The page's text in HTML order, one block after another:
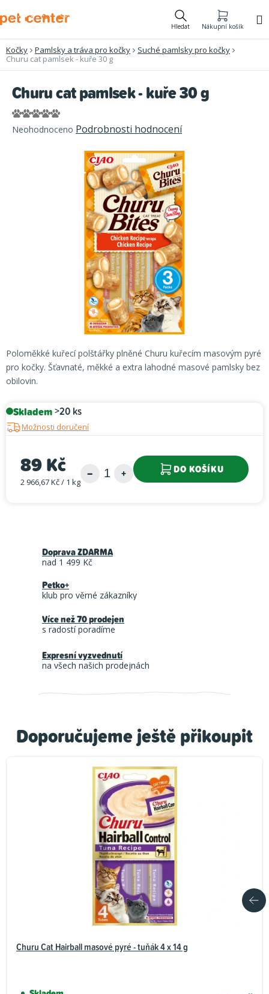
na
Hledat Nákupní košík
Kočky Pamlsky a tráva pro kočky
Suché pamlsky pro kočky
Churu cat pamlsek - kuře 30 g
Poloměkké kuřecí polštářky plněné Churu kuřecím masovým pyré
pro kočky. Šťavnaté, měkké a extra lahodné masové pamlsky bez
obilovin.
Skladem>20 ks
Možnosti doručení
89 Kč
Měrná cena:
2 966,67 Kč / 1 kg
DO KOŠÍKU
Churu cat pamlsek - kuře 30 g
Průměrné
hodnocení
Neohodnoceno Podrobnosti hodnocení
Doporučujeme ještě přikoupit
Churu Cat Hairball masové pyré - tuňák 4 x 14 g
Doprava ZDARMA
nad 1 499 Kč
Petko+
klub pro věrné zákazníky
Více než 70 prodejen
s radostí poradíme
Expresní vyzvednutí
na všech našich prodejnách